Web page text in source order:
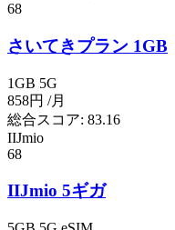
68
さいてきプラン 1GB
1GB 5G
858円 /月
総合スコア: 83.16
IIJmio
68
IIJmio 5ギガ